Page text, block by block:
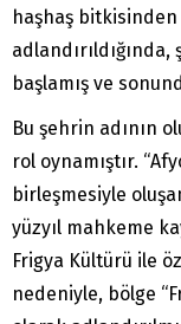
haşhaş bitkisinden
başlamış ve
Bu şehrin adının
rol oynamıştır.
birleşmesiyle
yüzyıl mahkeme
Frigya Kültürü ile
nedeniyle, bölge